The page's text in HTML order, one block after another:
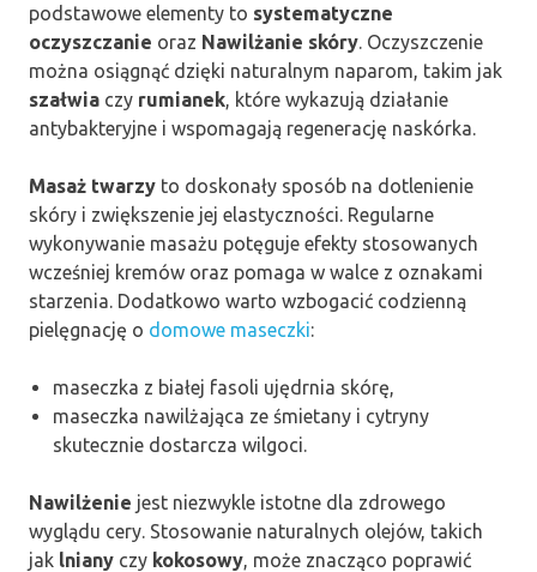
podstawowe elementy to systematyczne
oczyszczanie oraz Nawilżanie skóry. Oczyszczenie
można osiągnąć dzięki naturalnym naparom, takim jak
szałwia czy rumianek, które wykazują działanie
antybakteryjne i wspomagają regenerację naskórka.
Masaż twarzy to doskonały sposób na dotlenienie
skóry i zwiększenie jej elastyczności. Regularne
wykonywanie masażu potęguje efekty stosowanych
wcześniej kremów oraz pomaga w walce z oznakami
starzenia. Dodatkowo warto wzbogacić codzienną
pielęgnację o domowe maseczki:
maseczka z białej fasoli ujędrnia skórę,
maseczka nawilżająca ze śmietany i cytryny
skutecznie dostarcza wilgoci.
Nawilżenie jest niezwykle istotne dla zdrowego
wyglądu cery. Stosowanie naturalnych olejów, takich
jak lniany czy kokosowy, może znacząco poprawić